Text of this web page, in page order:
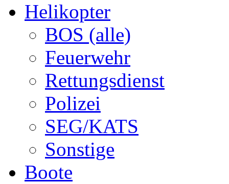
Helikopter
BOS (alle)
Feuerwehr
Rettungsdienst
Polizei
SEG/KATS
Sonstige
Boote